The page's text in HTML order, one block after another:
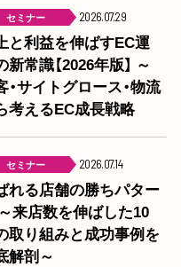
セミナー 2026.07.29
と利益を伸ばすEC運
新常識【2026年版】 ～
・サイトグロース・物流
考えるEC成長戦略
セミナー 2026.07.14
れる店舗の勝ちパター
来店数を伸ばした10
取り組みと成功事例を
解剖～